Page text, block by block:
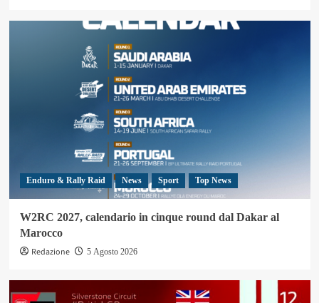
Enduro & Rally Raid News Sport Top News
W2RC 2027, calendario in cinque round dal Dakar al
Marocco
Redazione
5 Agosto 2026